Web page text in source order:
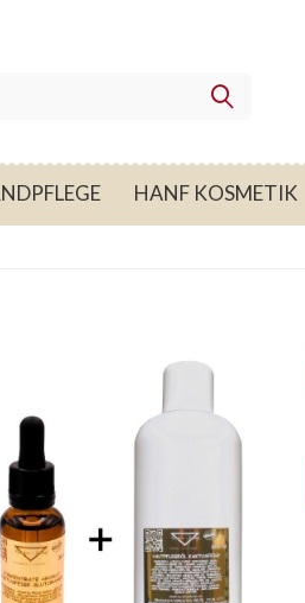
HANF KOSMETIK